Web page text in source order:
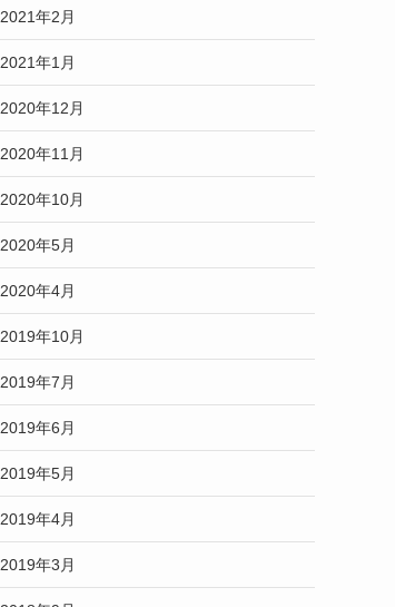
2021年2月
2021年1月
2020年12月
2020年11月
2020年10月
2020年5月
2020年4月
2019年10月
2019年7月
2019年6月
2019年5月
2019年4月
2019年3月